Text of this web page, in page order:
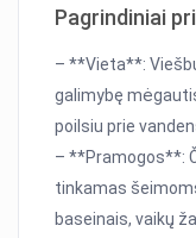
Pagrindiniai
– **Vieta**:
galimybę
poilsiu prie
– **Pramogos**:
tinkamas
baseinais, vaikų